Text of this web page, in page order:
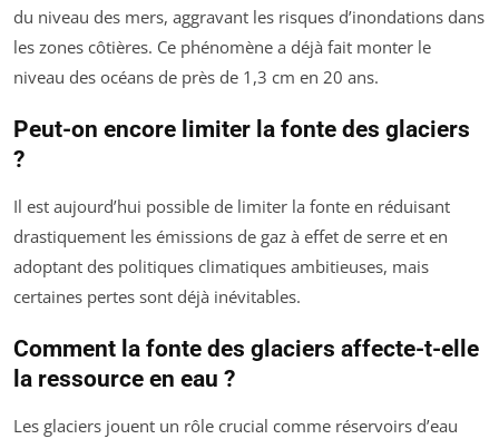
du niveau des mers, aggravant les risques d’inondations dans
les zones côtières. Ce phénomène a déjà fait monter le
niveau des océans de près de 1,3 cm en 20 ans.
Peut-on encore limiter la fonte des glaciers
?
Il est aujourd’hui possible de limiter la fonte en réduisant
drastiquement les émissions de gaz à effet de serre et en
adoptant des politiques climatiques ambitieuses, mais
certaines pertes sont déjà inévitables.
Comment la fonte des glaciers affecte-t-elle
la ressource en eau ?
Les glaciers jouent un rôle crucial comme réservoirs d’eau